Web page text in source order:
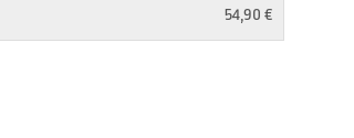
54,90 €